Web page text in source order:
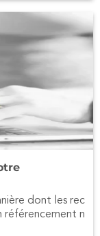
dont les rec
référencement n